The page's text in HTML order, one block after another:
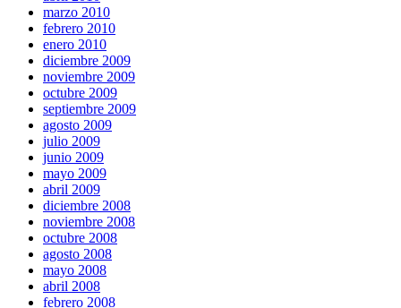
marzo 2010
febrero 2010
enero 2010
diciembre 2009
noviembre 2009
octubre 2009
septiembre 2009
agosto 2009
julio 2009
junio 2009
mayo 2009
abril 2009
diciembre 2008
noviembre 2008
octubre 2008
agosto 2008
mayo 2008
abril 2008
febrero 2008